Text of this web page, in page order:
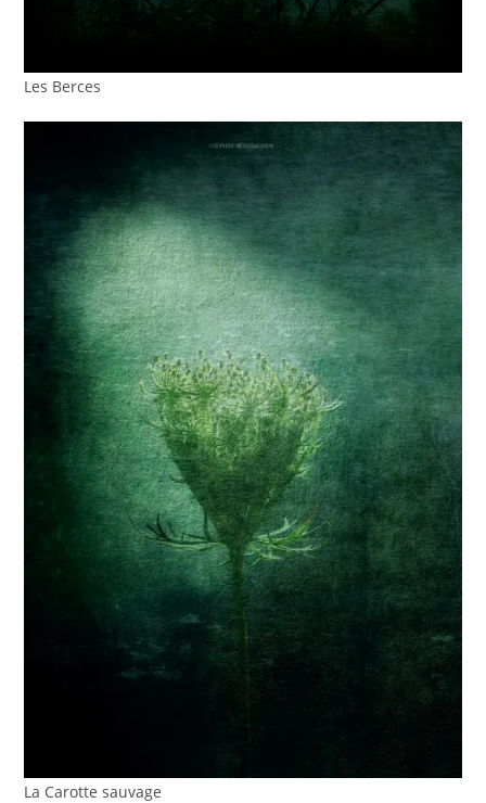
Les Berces
La Carotte sauvage